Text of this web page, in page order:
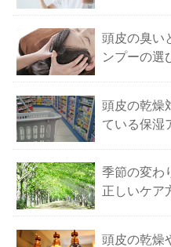
頭皮の臭い
ンプーの選
頭皮の乾燥
ている保湿
季節の変わ
正しいケア
頭皮の乾燥